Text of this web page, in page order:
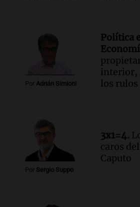
de julio será menor al
en CABA
Una mañana para todos
Audio.Altas Cumbres:
Episodios
Audio.
Chile planteó
conectividad fronteriza,
con Jujuy
Panorama Federal
Por Adrián Simioni
Política
interior,
los rulos
Por Sergio Suppo
3x1=4.
caros
Caputo